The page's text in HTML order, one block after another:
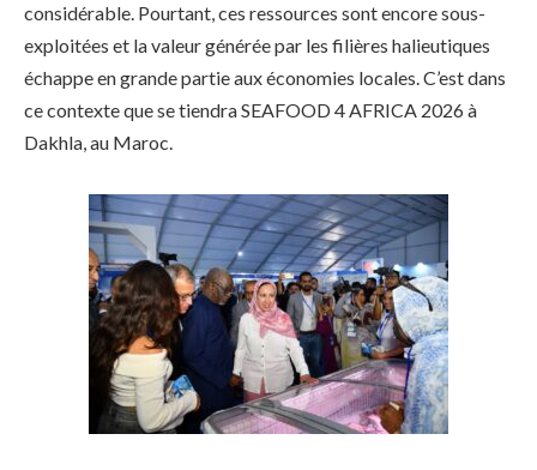
considérable. Pourtant, ces ressources sont encore sous-
exploitées et la valeur générée par les filières halieutiques
échappe en grande partie aux économies locales. C’est dans
ce contexte que se tiendra SEAFOOD 4 AFRICA 2026 à
Dakhla, au Maroc.